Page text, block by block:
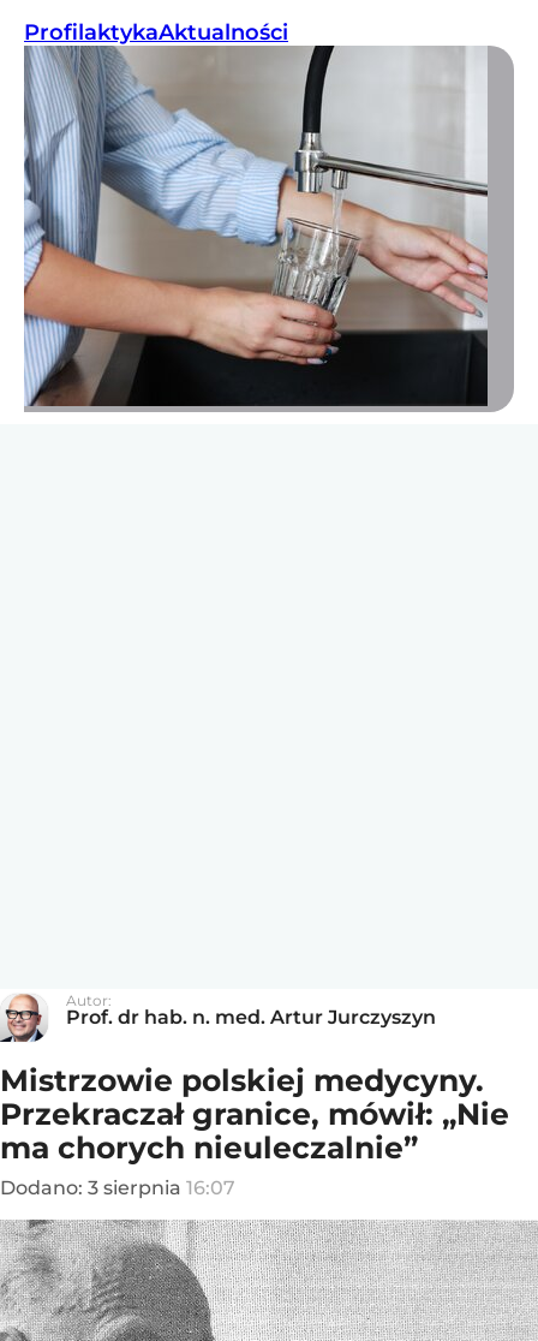
ProfilaktykaAktualności
Autor:
Prof. dr hab. n. med. Artur Jurczyszyn
Mistrzowie polskiej medycyny.
Przekraczał granice, mówił: „Nie
ma chorych nieuleczalnie”
Dodano: 3 sierpnia 16:07